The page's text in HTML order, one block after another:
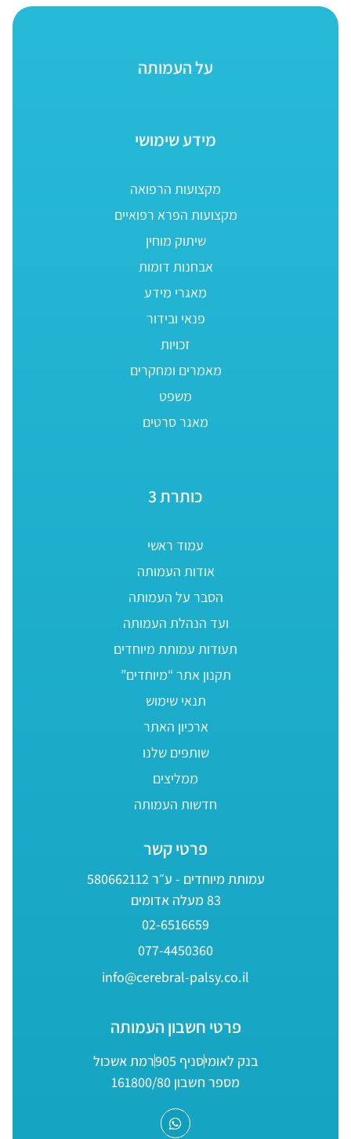
על העמותה
מידע שימושי
מקצועות הרפואה
מקצועות הפרא רפואיים
שיתוק מוחין
אבחנות דומות
מאגרי מידע
פנאי ובידור
זכויות
מאמרים ומחקרים
משפט
מאגר סרטים
כותרת 3
עמוד ראשי
אודות העמותה
הסבר על העמותה
ועד הנהלת העמותה
תעודות עמותת מיוחדים
תקנון אתר “מיוחדים”
תנאי שימוש
ארכיון האתר
שותפים שלנו
ממליצים
חדשות העמותה
פרטי קשר
עמותת מיוחדים - ע״ר 580662112
83 מעלה אדומים
02-6516659
077-4450360
info@cerebral-palsy.co.il
פרטי חשבון העמותה
בנק לאומיסניף 905
רמת אשכול
מספר חשבון 161800/80